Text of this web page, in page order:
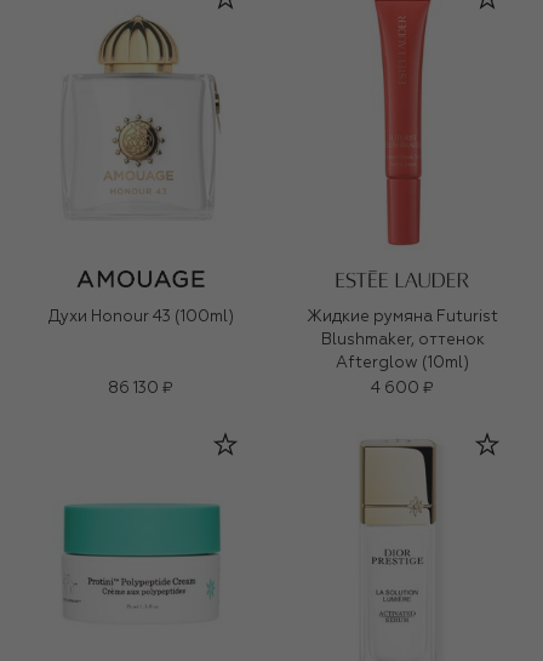
Духи Honour 43 (100ml)
86 130 ₽
Жидкие румяна Futurist
Blushmaker, оттенок
Afterglow (10ml)
4 600 ₽